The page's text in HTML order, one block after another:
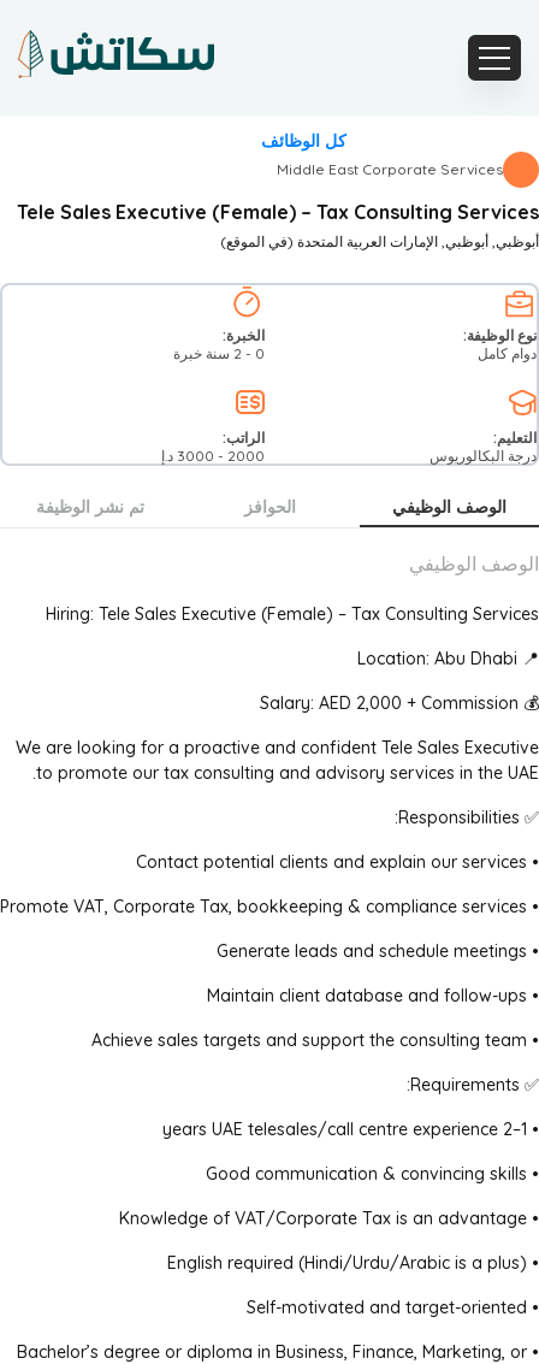
كل الوظائف
Middle East Corporate Services
Tele Sales Executive (Female) – Tax Consulting Services
أبوظبي, أبوظبي, الإمارات العربية المتحدة (في الموقع)
نوع الوظيفة:
دوام كامل
الخبرة:
0 - 2 سنة خبرة
التعليم:
درجة البكالوريوس
الراتب:
2000
-
3000 د.إ
الوصف الوظيفي الحوافز تم نشر الوظيفة
الوصف الوظيفي
Hiring: Tele Sales Executive (Female) – Tax Consulting Services
📍 Location: Abu Dhabi
💰 Salary: AED 2,000 + Commission
We are looking for a proactive and confident Tele Sales Executive
to promote our tax consulting and advisory services in the UAE.
✅ Responsibilities:
• Contact potential clients and explain our services
• Promote VAT, Corporate Tax, bookkeeping & compliance services
• Generate leads and schedule meetings
• Maintain client database and follow-ups
• Achieve sales targets and support the consulting team
✅ Requirements:
• 1–2 years UAE telesales/call centre experience
• Good communication & convincing skills
• Knowledge of VAT/Corporate Tax is an advantage
• English required (Hindi/Urdu/Arabic is a plus)
• Self-motivated and target-oriented
• Bachelor’s degree or diploma in Business, Finance, Marketing, or